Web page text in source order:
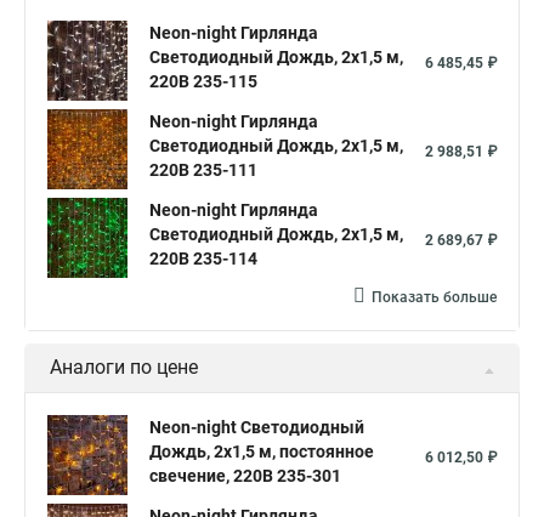
Neon-night Гирлянда
Светодиодный Дождь, 2х1,5 м,
220В 235-115
6 485,45 ₽
Neon-night Гирлянда
Светодиодный Дождь, 2х1,5 м,
220В 235-111
2 988,51 ₽
Neon-night Гирлянда
Светодиодный Дождь, 2х1,5 м,
220В 235-114
2 689,67 ₽
Показать больше
Аналоги по цене
Neon-night Светодиодный
Дождь, 2х1,5 м, постоянное
свечение, 220В 235-301
6 012,50 ₽